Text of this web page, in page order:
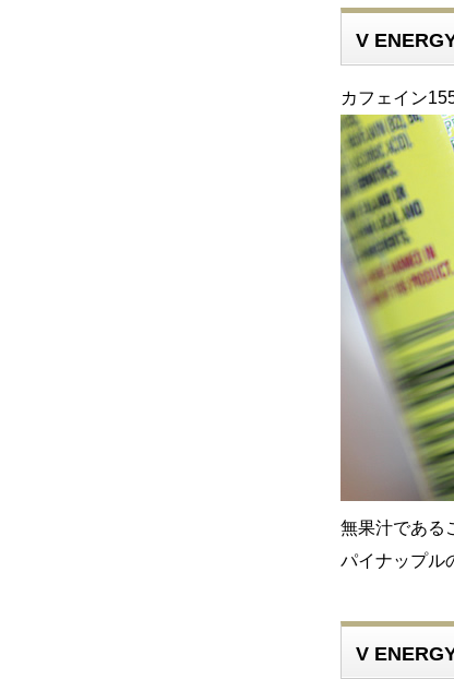
V
カフェイン
無果汁である
パイナップル
V